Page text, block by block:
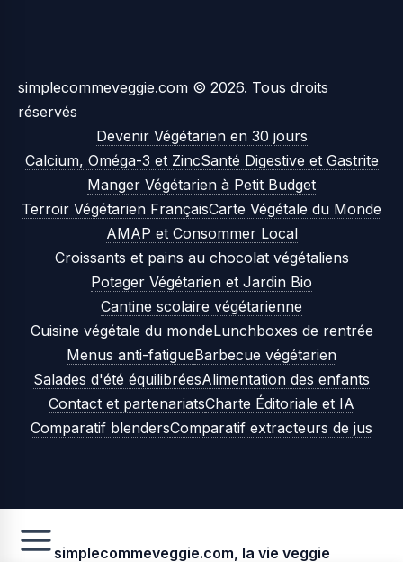
simplecommeveggie.com © 2026. Tous droits
réservés
Devenir Végétarien en 30 jours
Calcium, Oméga-3 et ZincSanté Digestive et Gastrite
Manger Végétarien à Petit Budget
Terroir Végétarien FrançaisCarte Végétale du Monde
AMAP et Consommer Local
Croissants et pains au chocolat végétaliens
Potager Végétarien et Jardin Bio
Cantine scolaire végétarienne
Cuisine végétale du mondeLunchboxes de rentrée
Menus anti-fatigueBarbecue végétarien
Salades d'été équilibréesAlimentation des enfants
Contact et partenariatsCharte Éditoriale et IA
Comparatif blendersComparatif extracteurs de jus
simplecommeveggie.com, la vie veggie